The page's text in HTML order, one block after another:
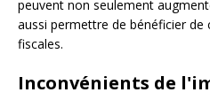
peuvent non seulement
aussi permettre de bénéficier de
fiscales.
Inconvénients de